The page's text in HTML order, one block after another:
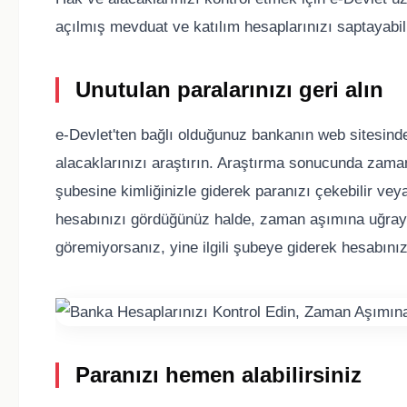
açılmış mevduat ve katılım hesaplarınızı
Unutulan paralarınızı geri alın
e-Devlet'ten bağlı olduğunuz bankanın web
alacaklarınızı araştırın. Araştırma sonucunda
şubesine kimliğinizle giderek paranızı çekebilir
hesabınızı gördüğünüz halde, zaman aşımına
göremiyorsanız, yine ilgili şubeye giderek
Paranızı hemen alabilirsiniz